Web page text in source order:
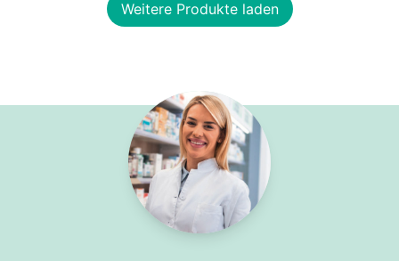
In den Warenkorb
Weitere Produkte laden